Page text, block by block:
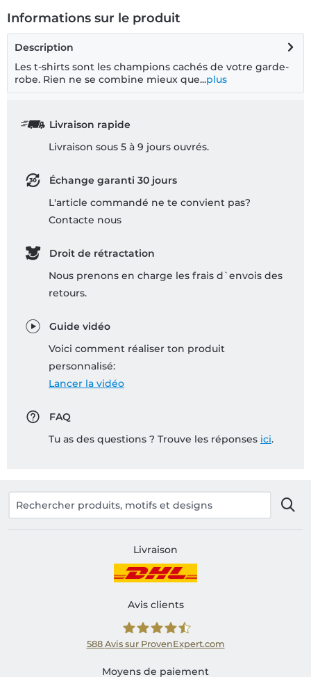
Informations sur le produit
Description
Les t-shirts sont les champions cachés de votre garde-
robe. Rien ne se combine mieux que...plus
Livraison rapide
Livraison sous 5 à 9 jours ouvrés.
Échange garanti 30 jours
L'article commandé ne te convient pas?
Contacte nous
Droit de rétractation
Nous prenons en charge les frais d`envois des
retours.
Guide vidéo
Voici comment réaliser ton produit
personnalisé:
Lancer la vidéo
FAQ
Tu as des questions ? Trouve les réponses ici.
Livraison
Avis clients
Shirtinator FR
588 Avis sur ProvenExpert.com
Moyens de paiement